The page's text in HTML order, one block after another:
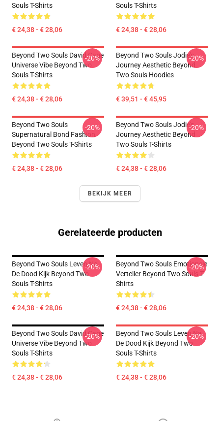
Souls T-Shirts
€ 24,38 - € 28,06
Souls T-Shirts
€ 24,38 - € 28,06
Beyond Two Souls David Cage
Universe Vibe Beyond Two
Souls T-Shirts
€ 24,38 - € 28,06
-20%
Beyond Two Souls Jodie's
Journey Aesthetic Beyond
Two Souls Hoodies
€ 39,51 - € 45,95
-20%
Beyond Two Souls
Supernatural Bond Fashion
Beyond Two Souls T-Shirts
€ 24,38 - € 28,06
-20%
Beyond Two Souls Jodie's
Journey Aesthetic Beyond
Two Souls T-Shirts
€ 24,38 - € 28,06
-20%
BEKIJK MEER
Gerelateerde producten
Beyond Two Souls Leven Na
De Dood Kijk Beyond Two
Souls T-Shirts
€ 24,38 - € 28,06
-20%
Beyond Two Souls Emotionele
Verteller Beyond Two Souls T-
Shirts
€ 24,38 - € 28,06
-20%
Beyond Two Souls David Cage
Universe Vibe Beyond Two
Souls T-Shirts
€ 24,38 - € 28,06
-20%
Beyond Two Souls Leven Na
De Dood Kijk Beyond Two
Souls T-Shirts
€ 24,38 - € 28,06
-20%